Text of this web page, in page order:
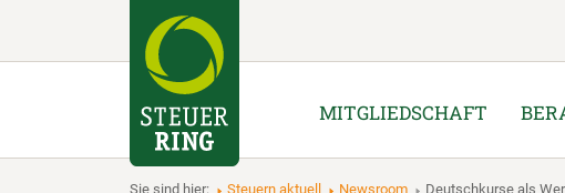
MITGLIEDSCHAFT
Sie sind hier: Steuern aktuell Newsroom Deutschkurse als